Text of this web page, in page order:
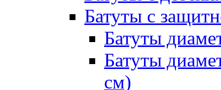
Батуты с
Батуты
Батуты
см)